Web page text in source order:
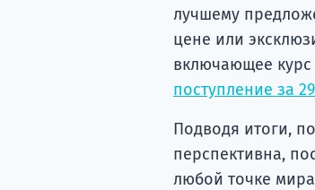
лучшему
цене или
включающее курс
поступление за
Подводя итоги,
перспективна,
любой точке